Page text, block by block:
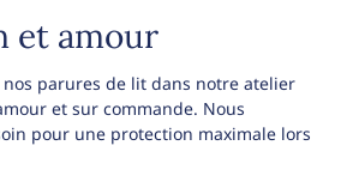
et amour
parures de lit dans notre atelier
et sur commande. Nous
pour une protection maximale lors